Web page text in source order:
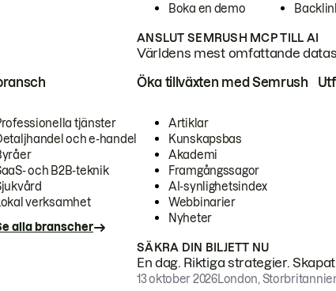
Boka en demo
ANSLUT SEMRUSH MCP TILL AI
Världens mest omfattande
tjänster
och e-handel
och B2B-teknik
verksamhet
alla branscher
Öka tillväxten med Semrush
Artiklar
Kunskapsbas
Akademi
Framgångssagor
AI-synlighetsindex
Webbinarier
Nyheter
SÄKRA DIN BILJETT NU
En dag. Riktiga strategier.
13 oktober 2026London,